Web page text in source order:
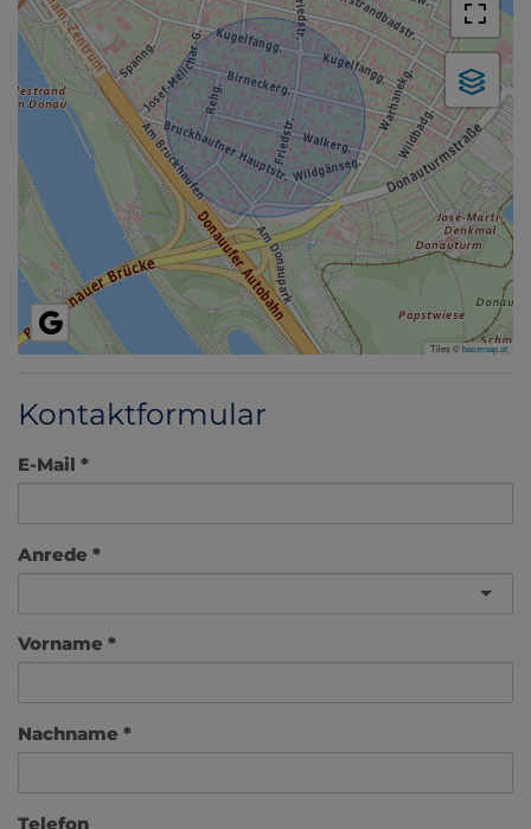
Tiles ©basemap.at
Kontaktformular
E-Mail
Anrede
Vorname
Nachname
Telefon